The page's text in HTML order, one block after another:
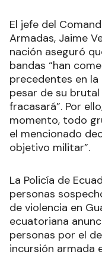
El jefe del
Armadas, Jaime
nación aseguró
bandas “han
precedentes en
pesar de su
fracasará”. Por
momento, todo
el mencionado
objetivo militar”.
La Policía de
personas
de violencia en
ecuatoriana
personas por el
incursión armada